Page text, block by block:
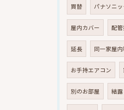
買替 パナソニッ
屋内カバー 配
延長 同一家屋
お手持エアコン
別のお部屋 結露